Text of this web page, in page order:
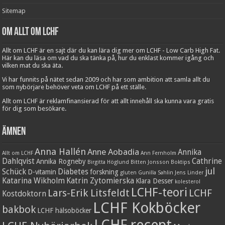
Sitemap
Om Allt om LCHF
Allt om LCHF är en sajt där du kan lära dig mer om LCHF - Low Carb High Fat.
Här kan du läsa om vad du ska tänka på, hur du enklast kommer igång och
vilken mat du ska äta.
Vi har funnits på nätet sedan 2009 och har som ambition att samla allt du
som nybörjare behöver veta om LCHF på ett ställe.
Allt om LCHF är reklamfinansierad för att allt innehåll ska kunna vara gratis
för dig som besökare.
Ämnen
Allt om LCHF Anna Hallén Anne Aobadia Ann Fernholm Annika
Dahlqvist Annika Rogneby Birgitta Höglund Bitten Jonsson Boktips Cathrine
Schück D-vitamin Diabetes forskning gluten Gunilla Sahlin Jens Linder jul
Katarina Wikholm Katrin Zytomierska Klara Desser kolesterol
Kostdoktorn Lars-Erik Litsfeldt LCHF-teori LCHF
bakbok LCHF hälsoböcker LCHF Kokböcker